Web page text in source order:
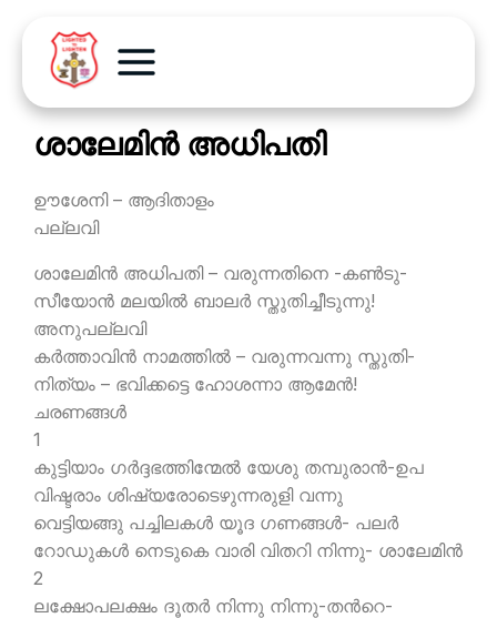
ശാലേമിന്‍ അധിപതി
ഊശേനി – ആദിതാളം
പല്ലവി
ശാലേമിന്‍ അധിപതി – വരുന്നതിനെ -കണ്‍ടു-
സീയോന്‍ മലയില്‍ ബാലര്‍ സ്തുതിച്ചീടുന്നു!
അനുപല്ലവി
കര്‍ത്താവിന്‍ നാമത്തില്‍ – വരുന്നവന്നു സ്തുതി-
നിത്യം – ഭവിക്കട്ടെ ഹോശന്നാ ആമേന്‍!
ചരണങ്ങള്‍
1
കുട്ടിയാം ഗര്‍ദ്ദഭത്തിന്മേല്‍ യേശു തമ്പുരാന്‍-ഉപ
വിഷ്ടരാം ശിഷ്യരോടെഴുന്നരുളി വന്നു
വെട്ടിയങ്ങു പച്ചിലകള്‍ യൂദ ഗണങ്ങള്‍- പലര്‍
റോഡുകള്‍ നെടുകെ വാരി വിതറി നിന്നു- ശാലേമിന്‍
2
ലക്ഷോപലക്ഷം ദൂതര്‍ നിന്നു നിന്നു-തന്‍റെ-